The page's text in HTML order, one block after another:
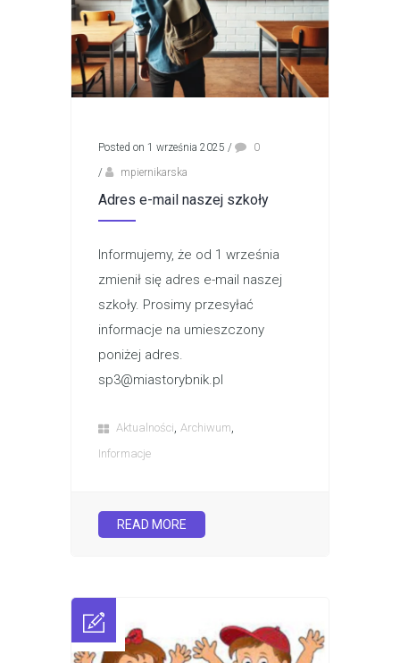
Posted on 1 września 2025 /
0
/
mpiernikarska
Adres e-mail naszej szkoły
Informujemy, że od 1 września
zmienił się adres e-mail naszej
szkoły. Prosimy przesyłać
informacje na umieszczony
poniżej adres.
sp3@miastorybnik.pl
Aktualności Archiwum
Informacje
READ MORE